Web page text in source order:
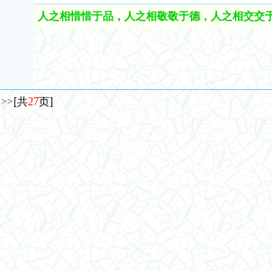
人之相惜惜于品，人之相敬敬于德，人之相交
>>[共27页]